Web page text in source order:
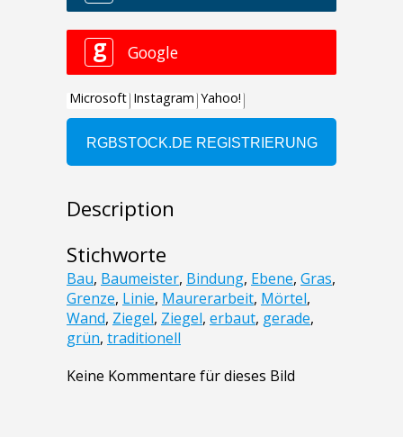
Description
Stichworte
Bau, Baumeister, Bindung, Ebene, Gras,
Grenze, Linie, Maurerarbeit, Mörtel,
Wand, Ziegel, Ziegel, erbaut, gerade,
grün, traditionell
Keine Kommentare für dieses Bild